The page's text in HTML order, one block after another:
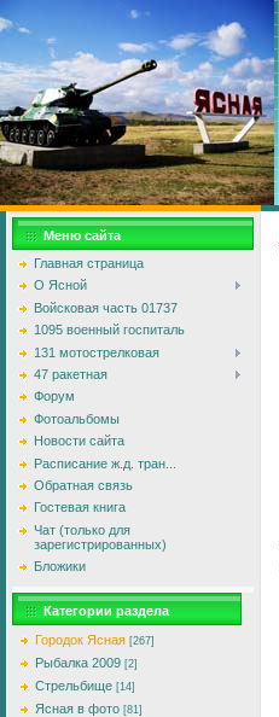
Меню сайта
Главная страница
О Ясной
Войсковая часть 01737
1095 военный госпиталь
131 мотострелковая
47 ракетная
Форум
Фотоальбомы
Новости сайта
Расписание ж.д. тран...
Обратная связь
Гостевая книга
Чат (только для
зарегистрированных)
Бложики
Категории раздела
Городок Ясная [267]
Рыбалка 2009 [2]
Стрельбище [14]
Ясная в фото [81]